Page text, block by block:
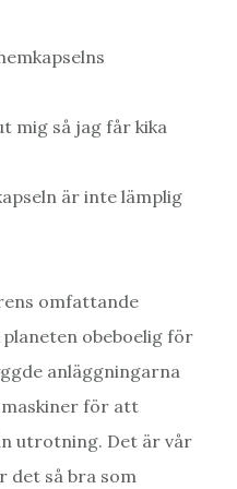
mig så jag får kika
är inte lämplig
omfattande
obeboelig för
anläggningarna
för att
utrotning. Det är vår
det så bra som